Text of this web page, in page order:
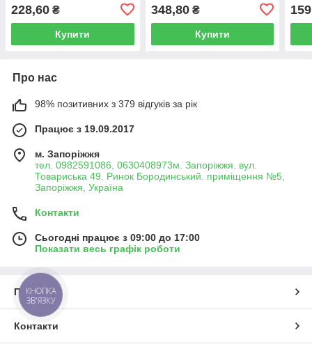
228,60 ₴
Купити
348,80₴
Купити
159
Про нас
98% позитивних з 379 відгуків за рік
Працює з 19.09.2017
м. Запоріжжя
тел. 0982591086, 0630408973м. Запоріжжя. вул.
Товариська 49. Ринок Бородинський. приміщення №5,
Запоріжжя, Україна
Контакти
Сьогодні працює з 09:00 до 17:00
Показати весь графік роботи
Про нас
Контакти
КНОПКА
ЗВ'ЯЗКУ